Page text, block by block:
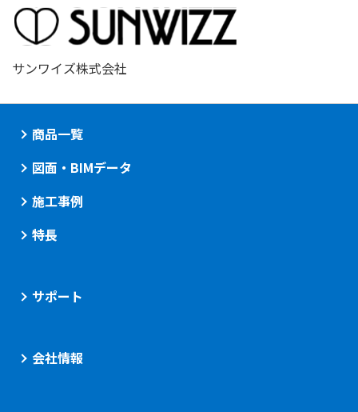
サンワイズ株式会社
商品一覧
図面・BIMデータ
施工事例
特長
サポート
会社情報